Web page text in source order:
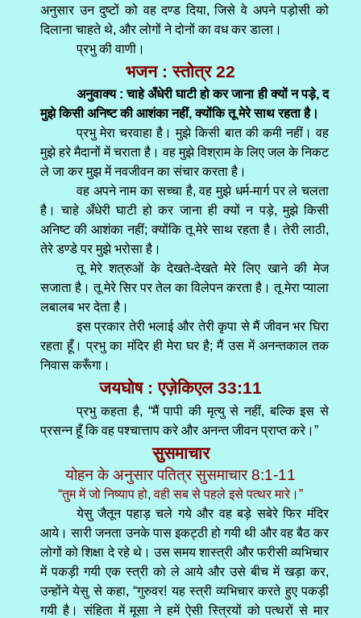
अनुसार उन दुष्टों को वह दण्ड दिया, जिसे वे अपने पड़ोसी को
दिलाना चाहते थे, और लोगों ने दोनों का वध कर डाला।
प्रभु की वाणी।
भजन : स्तोत्र 22
अनुवाक्य : चाहे अँधेरी घाटी हो कर जाना ही क्यों न पड़े, द
मुझे किसी अनिष्ट की आशंका नहीं, क्योंकि तू मेरे साथ रहता है।
प्रभु मेरा चरवाहा है। मुझे किसी बात की कमी नहीं। वह
मुझे हरे मैदानों में चराता है। वह मुझे विश्राम के लिए जल के निकट
ले जा कर मुझ में नवजीवन का संचार करता है।
वह अपने नाम का सच्चा है, वह मुझे धर्म-मार्ग पर ले चलता
है। चाहे अँधेरी घाटी हो कर जाना ही क्यों न पड़े, मुझे किसी
अनिष्ट की आशंका नहीं; क्योंकि तू मेरे साथ रहता है। तेरी लाठी,
तेरे डण्डे पर मुझे भरोसा है।
तू मेरे शत्रुओं के देखते-देखते मेरे लिए खाने की मेज
सजाता है। तू मेरे सिर पर तेल का विलेपन करता है। तू मेरा प्याला
लबालब भर देता है।
इस प्रकार तेरी भलाई और तेरी कृपा से मैं जीवन भर घिरा
रहता हूँ। प्रभु का मंदिर ही मेरा घर है; मैं उस में अनन्तकाल तक
निवास करूँगा।
जयघोष : एज़ेकिएल 33:11
प्रभु कहता है, “मैं पापी की मृत्यु से नहीं, बल्कि इस से
प्रसन्न हूँ कि वह पश्चात्ताप करे और अनन्त जीवन प्राप्त करे।”
सुसमाचार
योहन के अनुसार पतित्र सुसमाचार 8:1-11
“तुम में जो निष्याप हो, वही सब से पहले इसे पत्थर मारे।”
येसु जैतून पहाड़ चले गये और वह बड़े सबेरे फिर मंदिर
आये। सारी जनता उनके पास इकट्ठी हो गयी थी और वह बैठ कर
लोगों को शिक्षा दे रहे थे। उस समय शास्त्री और फरीसी व्यभिचार
में पकड़ी गयी एक स्त्री को ले आये और उसे बीच में खड़ा कर,
उन्होंने येसु से कहा, “गुरुवर! यह स्त्री व्यभिचार करते हुए पकड़ी
गयी है। संहिता में मूसा ने हमें ऐसी स्त्रियों को पत्थरों से मार